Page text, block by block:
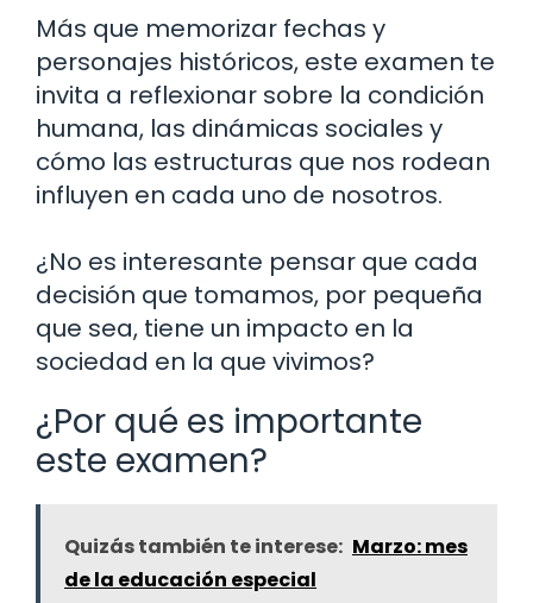
Más que memorizar fechas y
personajes históricos, este examen te
invita a reflexionar sobre la condición
humana, las dinámicas sociales y
cómo las estructuras que nos rodean
influyen en cada uno de nosotros.
¿No es interesante pensar que cada
decisión que tomamos, por pequeña
que sea, tiene un impacto en la
sociedad en la que vivimos?
¿Por qué es importante
este examen?
Quizás también te interese: Marzo: mes
de la educación especial